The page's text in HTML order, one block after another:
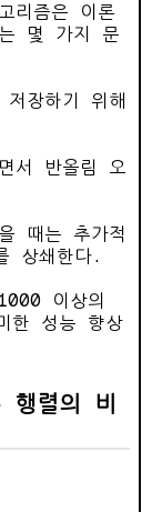
리즘은 이론
몇 가지 문
장하기 위해
서 반올림 오
때는 추가적
상쇄한다.
이상의
한 성능 향상
렬의 비